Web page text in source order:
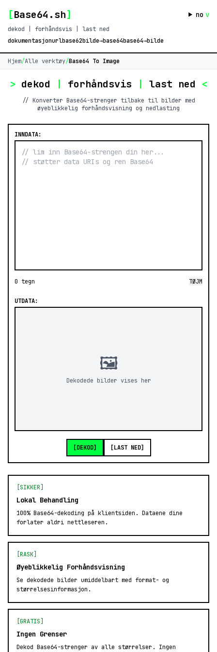
[Base64.sh] no v
dekod | forhåndsvis | last ned
dokumentasjonurlbase62bilde→base64base64→bilde
Hjem/Alle verktøy/Base64 To Image
> dekod | forhåndsvis | last ned <
// Konverter Base64-strenger tilbake til bilder med
øyeblikkelig forhåndsvisning og nedlasting
INNDATA:
0 tegn TØJM
UTDATA:
🖼️
Dekodede bilder vises her
[DEKOD] [LAST NED]
[SIKKER]
Lokal Behandling
100% Base64-dekoding på klientsiden. Dataene dine
forlater aldri nettleseren.
[RASK]
Øyeblikkelig Forhåndsvisning
Se dekodede bilder umiddelbart med format- og
størrelsesinformasjon.
[GRATIS]
Ingen Grenser
Dekod Base64-strenger av alle størrelser. Ingen